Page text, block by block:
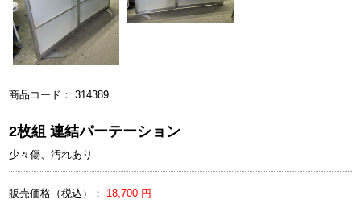
商品コード： 314389
2枚組 連結パーテーション
少々傷、汚れあり
販売価格（税込）： 18,700 円